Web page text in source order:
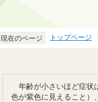
現在のページ トップページ
年齢が小さいほど症状
色が紫色に見えること）